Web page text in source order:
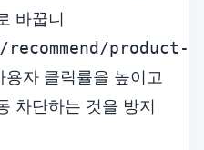
바꿉니
recommend/product-
용자 클릭률을 높이고
차단하는 것을 방지